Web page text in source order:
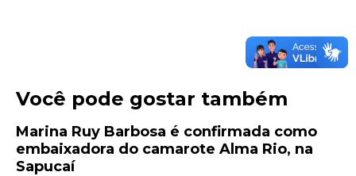
Você pode gostar também
Marina Ruy Barbosa é confirmada como
embaixadora do camarote Alma Rio, na
Sapucaí